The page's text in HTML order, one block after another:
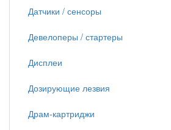
Датчики / сенсоры
Девелоперы / стартеры
Дисплеи
Дозирующие лезвия
Драм-картриджи